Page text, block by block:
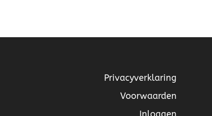
Privacyverklaring
Voorwaarden